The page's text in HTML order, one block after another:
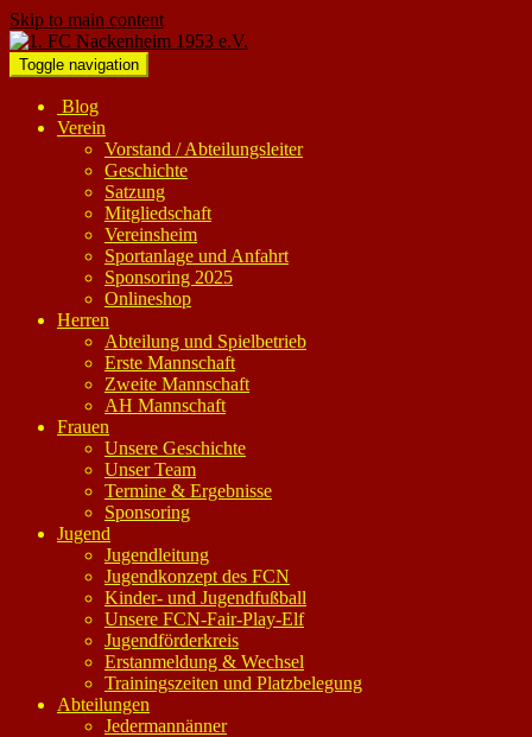
Skip to main content
Toggle navigation
Blog
Verein
Vorstand / Abteilungsleiter
Geschichte
Satzung
Mitgliedschaft
Vereinsheim
Sportanlage und Anfahrt
Sponsoring 2025
Onlineshop
Herren
Abteilung und Spielbetrieb
Erste Mannschaft
Zweite Mannschaft
AH Mannschaft
Frauen
Unsere Geschichte
Unser Team
Termine & Ergebnisse
Sponsoring
Jugend
Jugendleitung
Jugendkonzept des FCN
Kinder- und Jugendfußball
Unsere FCN-Fair-Play-Elf
Jugendförderkreis
Erstanmeldung & Wechsel
Trainingszeiten und Platzbelegung
Abteilungen
Jedermannänner